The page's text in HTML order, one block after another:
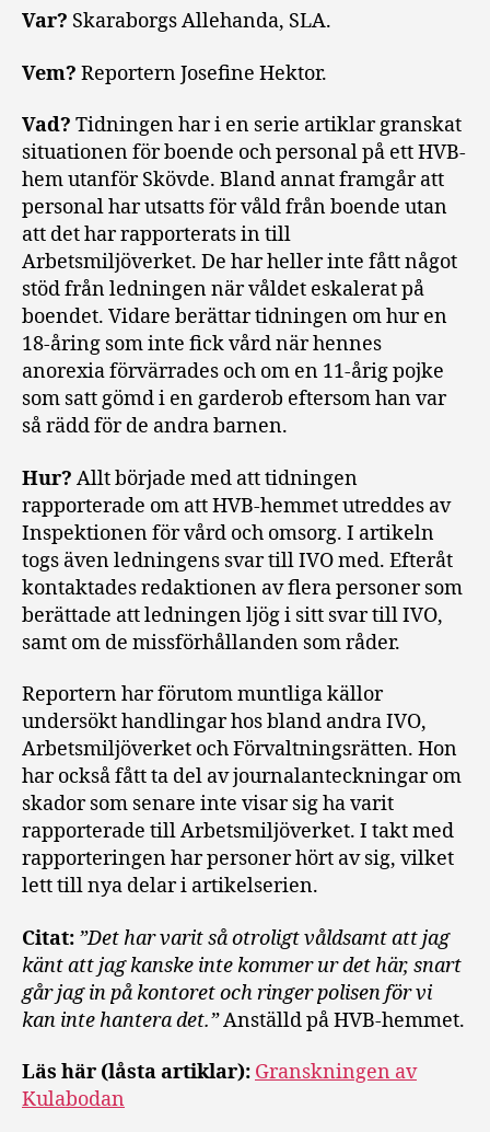
Var? Skaraborgs Allehanda, SLA.
Vem? Reportern Josefine Hektor.
Vad? Tidningen har i en serie artiklar granskat
situationen för boende och personal på ett HVB-
hem utanför Skövde. Bland annat framgår att
personal har utsatts för våld från boende utan
att det har rapporterats in till
Arbetsmiljöverket. De har heller inte fått något
stöd från ledningen när våldet eskalerat på
boendet. Vidare berättar tidningen om hur en
18-åring som inte fick vård när hennes
anorexia förvärrades och om en 11-årig pojke
som satt gömd i en garderob eftersom han var
så rädd för de andra barnen.
Hur? Allt började med att tidningen
rapporterade om att HVB-hemmet utreddes av
Inspektionen för vård och omsorg. I artikeln
togs även ledningens svar till IVO med. Efteråt
kontaktades redaktionen av flera personer som
berättade att ledningen ljög i sitt svar till IVO,
samt om de missförhållanden som råder.
Reportern har förutom muntliga källor
undersökt handlingar hos bland andra IVO,
Arbetsmiljöverket och Förvaltningsrätten. Hon
har också fått ta del av journalanteckningar om
skador som senare inte visar sig ha varit
rapporterade till Arbetsmiljöverket. I takt med
rapporteringen har personer hört av sig, vilket
lett till nya delar i artikelserien.
Citat: ”Det har varit så otroligt våldsamt att jag
känt att jag kanske inte kommer ur det här, snart
går jag in på kontoret och ringer polisen för vi
kan inte hantera det.”Anställd på HVB-hemmet.
Läs här (låsta artiklar): Granskningen av
Kulabodan